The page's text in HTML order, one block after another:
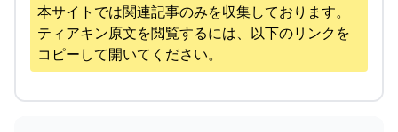
本サイトでは関連記事のみを収集しております。
ティアキン原文を閲覧するには、以下のリンクを
コピーして開いてください。